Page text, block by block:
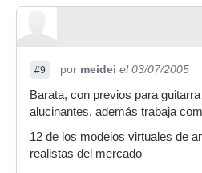
#9 por meidei el 03/07/2005
Barata, con previos para
alucinantes, además trabaja
12 de los modelos virtuales de
realistas del mercado